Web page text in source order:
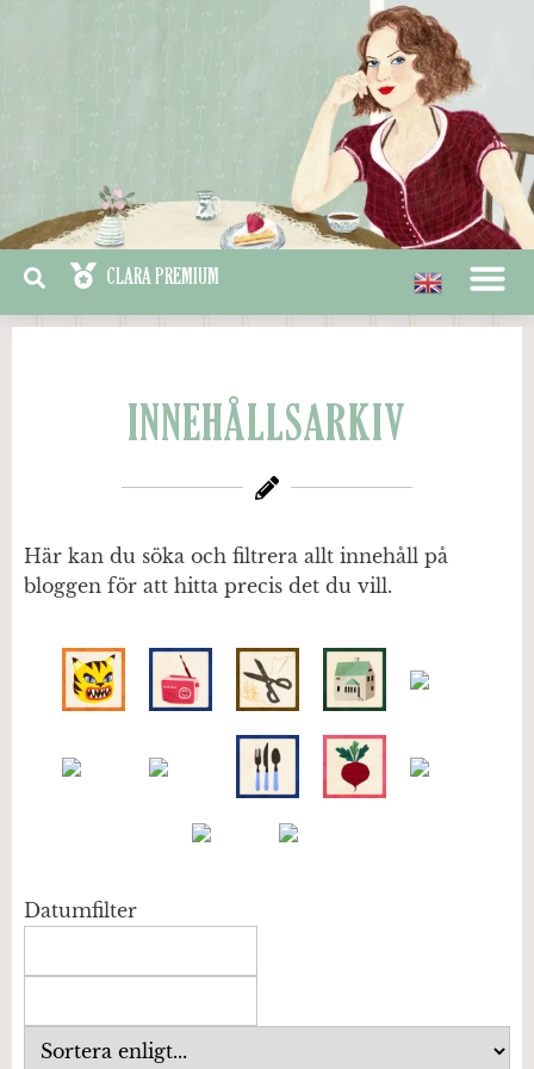
INNEHÅLLSARKIV
Här kan du söka och filtrera allt innehåll på
bloggen för att hitta precis det du vill.
Datumfilter